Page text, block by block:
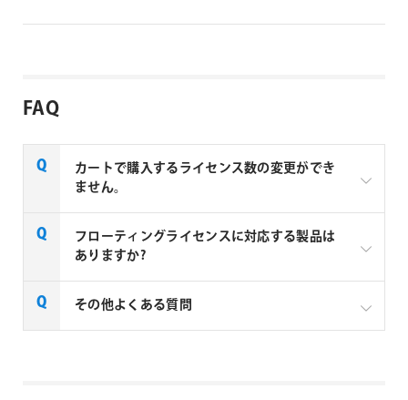
FAQ
カートで購入するライセンス数の変更ができ
ません。
aescripts + aeplugins製品のを複数ライセンスご購入
の場合はお見積りベースでの販売となります。複数ラ
せください。
フローティングライセンスに対応する製品は
ありますか?
一部製品でフローティングライセンスの取扱いがあり
その他よくある質問